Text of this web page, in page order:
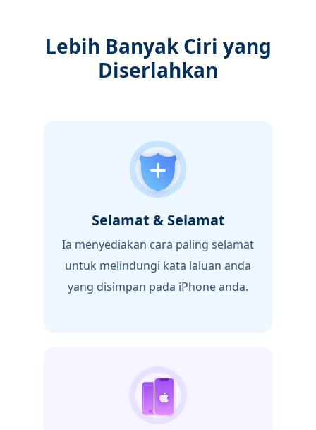
Lebih Banyak Ciri yang
Diserlahkan
Selamat & Selamat
Ia menyediakan cara paling selamat
untuk melindungi kata laluan anda
yang disimpan pada iPhone anda.